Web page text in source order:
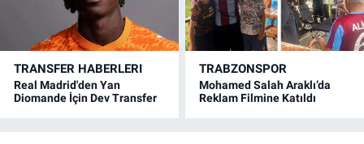
TRANSFER HABERLERI
Real Madrid'den Yan
Diomande İçin Dev Transfer
TRABZONSPOR
Mohamed Salah Araklı’da
Reklam Filmine Katıldı